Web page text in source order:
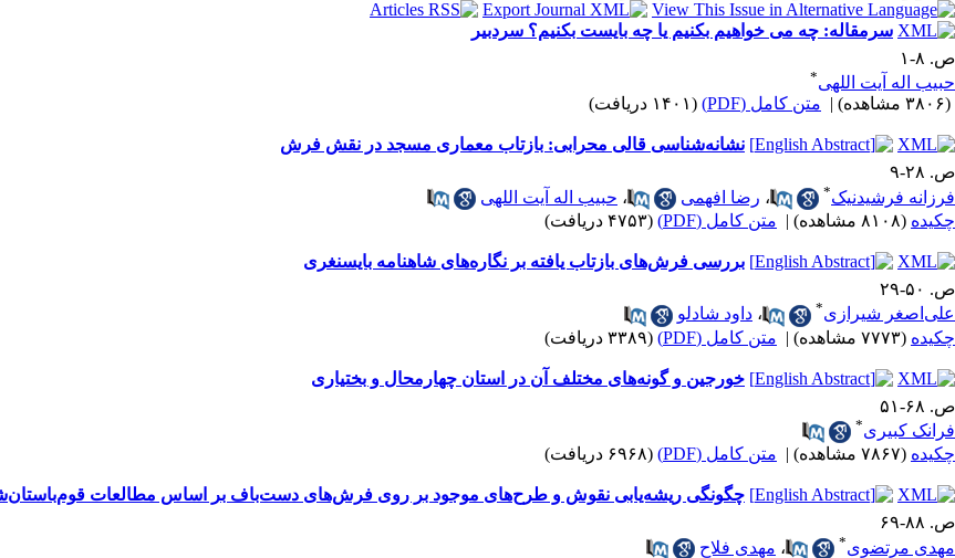
سرمقاله: چه می خواهیم بکنیم یا چه بایست بکنیم؟ سردبیر
ص. ۸-۱
حبیب اله آیت اللهی*
(۳۸۰۶ مشاهده) | متن کامل (PDF) (۱۴۰۱ دریافت)
نشانه‌شناسی قالی محرابی: بازتاب معماری مسجد در نقش فرش
ص. ۲۸-۹
فرزانه فرشیدنیک* ، رضا افهمی ، حبیب اله آیت اللهی
چکیده (۸۱۰۸ مشاهده) | متن کامل (PDF) (۴۷۵۳ دریافت)
بررسی فرش‌های بازتاب یافته بر نگاره‌های‌ شاهنامه بایسنغری
ص. ۵۰-۲۹
علی‌اصغر شیرازی* ، داود شادلو
چکیده (۷۷۷۳ مشاهده) | متن کامل (PDF) (۳۳۸۹ دریافت)
خورجین و گونه‌های مختلف آن در استان چهارمحال و بختیاری
ص. ۶۸-۵۱
فرانک کبیری*
چکیده (۷۸۶۷ مشاهده) | متن کامل (PDF) (۶۹۶۸ دریافت)
چگونگی ریشه‌یابی نقوش و طرح‌های موجود بر روی فرش‌های دست‌باف بر اساس مطالعات
ص. ۸۸-۶۹
مهدی مرتضوی* ، مهدی فلاح